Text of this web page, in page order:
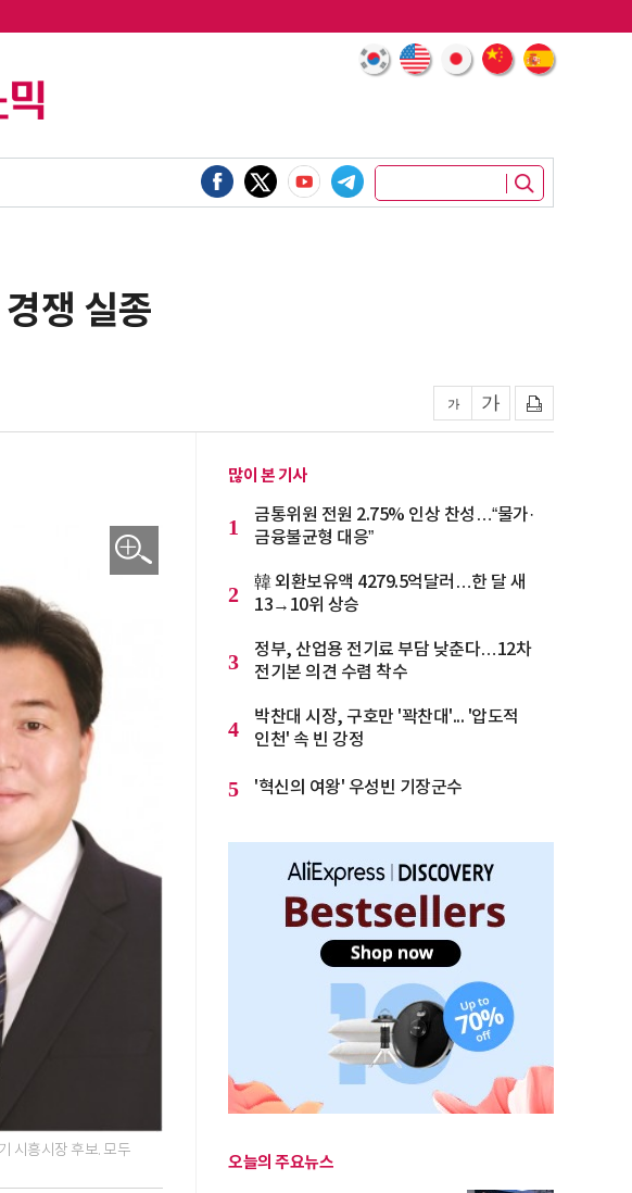
쟁 실종
시흥시장 후보. 모두
많이 본 기사
1
금통위원 전원 2.75% 인상 찬성…“물가·
금융불균형 대응”
2
韓 외환보유액 4279.5억달러…한 달 새
13→10위 상승
3
정부, 산업용 전기료 부담 낮춘다…12차
전기본 의견 수렴 착수
4
박찬대 시장, 구호만 '꽉찬대'... '압도적
인천' 속 빈 강정
5 '혁신의 여왕' 우성빈 기장군수
오늘의 주요뉴스